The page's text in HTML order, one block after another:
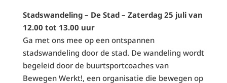
Stadswandeling – De Stad – Zaterdag 25 juli van
12.00 tot 13.00 uur
Ga met ons mee op een ontspannen
stadswandeling door de stad. De wandeling wordt
begeleid door de buurtsportcoaches van
Bewegen Werkt!, een organisatie die bewegen op